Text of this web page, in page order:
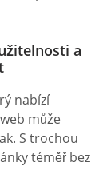
a
nabízí
může
S trochou
téměř bez